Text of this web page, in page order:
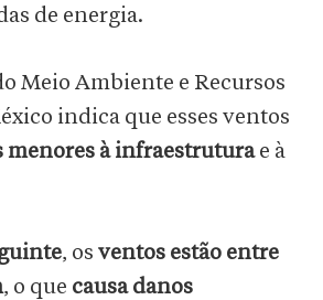
de energia.
Meio Ambiente e Recursos
indica que esses ventos
menores à infraestruturae à
, os ventos estão entre
, o que causa danos